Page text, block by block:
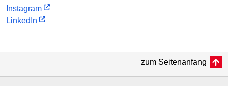
Instagram
LinkedIn
zum Seitenanfang